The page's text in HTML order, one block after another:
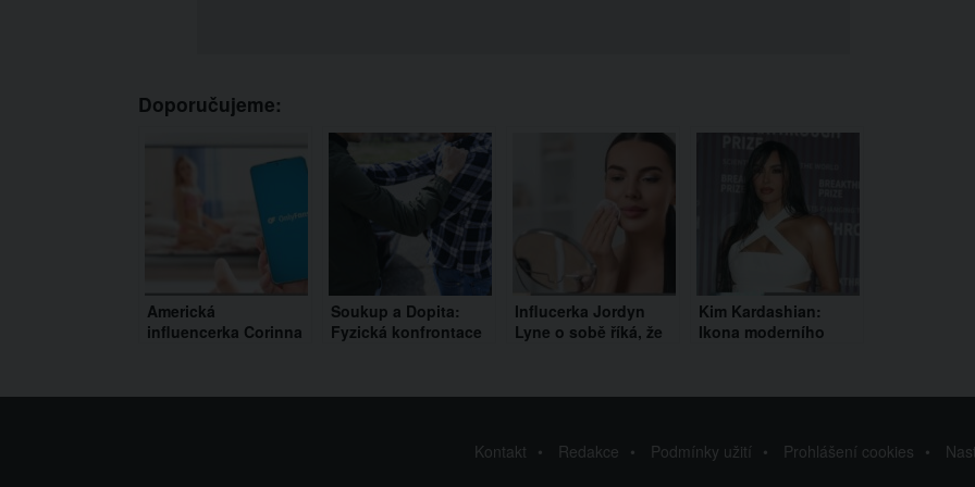
Doporučujeme:
Americká
influencerka Corinna
platformě si vydělala
Soukup a Dopita:
Fyzická konfrontace
Influcerka Jordyn
Lyne o sobě říká, že
make-upu je k
Kim Kardashian:
Ikona moderního
příběhem
Kontakt Redakce Podmínky užití Prohlášení cookies